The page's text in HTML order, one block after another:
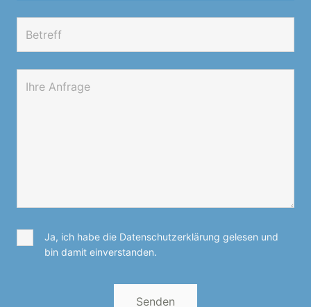
Ja, ich habe die Datenschutzerklärung gelesen und
bin damit einverstanden.